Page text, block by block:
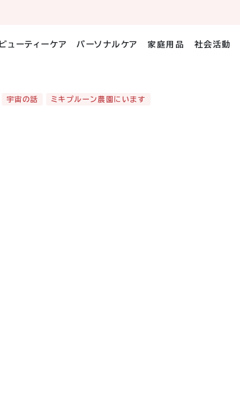
ビューティーケア パーソナルケア 家庭用品 社会活動
宇宙の話 ミキプルーン農園にいます